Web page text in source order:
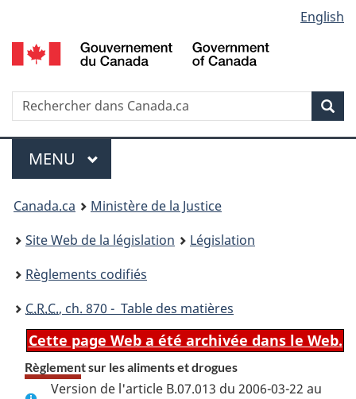
au
contenu
propos
de
la
HTML
simplifiée
selection
English
Recherche
Menu
MENU PRINCIPAL
You
are
here:
Canada.ca
Ministère de la Justice
Site Web de la législation
Législation
Règlements codifiés
C.R.C., ch. 870 - Table des matières
Cette page Web a été archivée dans le Web.
Règlement sur les aliments et drogues
Version de l'article B.07.013 du 2006-03-22 au